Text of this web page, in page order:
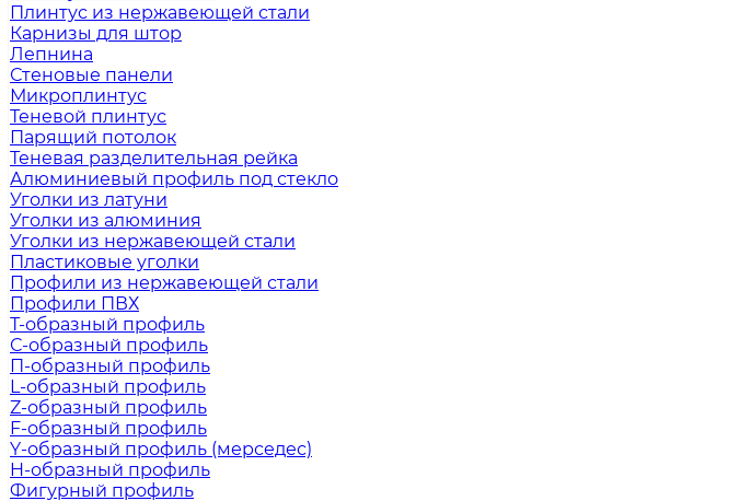
Плинтус из нержавеющей стали
Карнизы для штор
Лепнина
Стеновые панели
Микроплинтус
Теневой плинтус
Парящий потолок
Теневая разделительная рейка
Алюминиевый профиль под стекло
Уголки из латуни
Уголки из алюминия
Уголки из нержавеющей стали
Пластиковые уголки
Профили из нержавеющей стали
Профили ПВХ
Т-образный профиль
С-образный профиль
П-образный профиль
L-образный профиль
Z-образный профиль
F-образный профиль
Y-образный профиль (мерседес)
H-образный профиль
Фигурный профиль